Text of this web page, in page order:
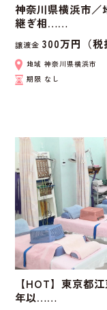
神奈川県横浜市／
継ぎ相……
譲渡金300万円（税
地域神奈川県横浜市
期限 なし
【HOT】東京都
年以……